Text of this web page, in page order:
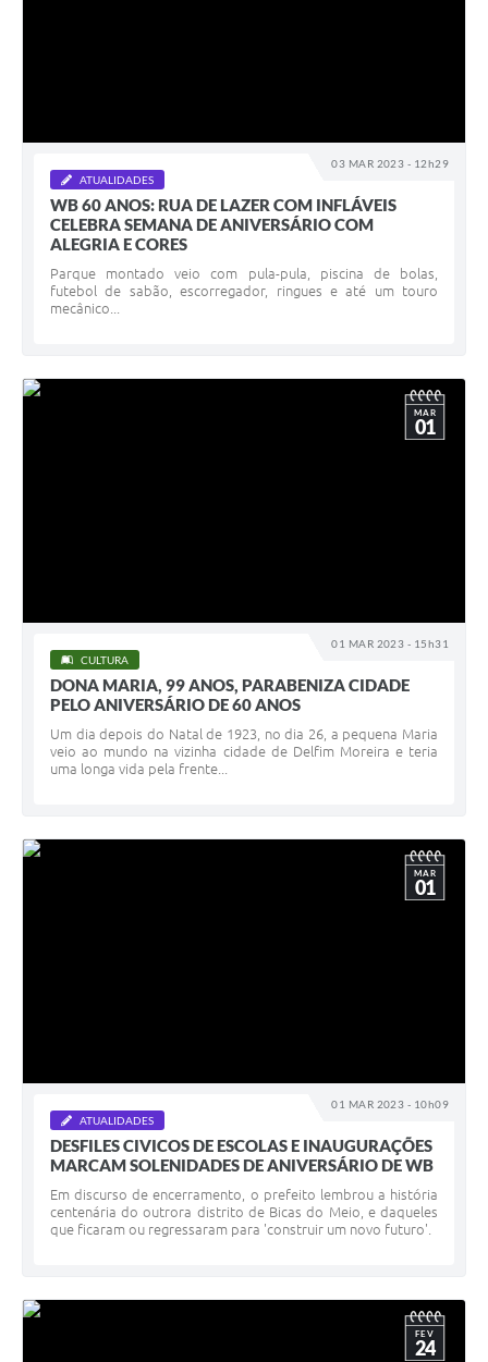
03 MAR 2023 - 12h29
ATUALIDADES
WB 60 ANOS: RUA DE LAZER COM INFLÁVEIS
CELEBRA SEMANA DE ANIVERSÁRIO COM
ALEGRIA E CORES
Parque montado veio com pula-pula, piscina de bolas,
futebol de sabão, escorregador, ringues e até um touro
mecânico...
01 MAR 2023 - 15h31
MAR
01
CULTURA
DONA MARIA, 99 ANOS, PARABENIZA CIDADE
PELO ANIVERSÁRIO DE 60 ANOS
Um dia depois do Natal de 1923, no dia 26, a pequena Maria
veio ao mundo na vizinha cidade de Delfim Moreira e teria
uma longa vida pela frente...
01 MAR 2023 - 10h09
MAR
01
ATUALIDADES
DESFILES CIVICOS DE ESCOLAS E INAUGURAÇÕES
MARCAM SOLENIDADES DE ANIVERSÁRIO DE WB
Em discurso de encerramento, o prefeito lembrou a história
centenária do outrora distrito de Bicas do Meio, e daqueles
que ficaram ou regressaram para 'construir um novo futuro'.
FEV
24